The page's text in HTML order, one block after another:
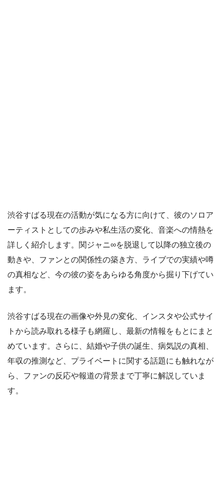
渋谷すばる現在の活動が気になる方に向けて、彼のソロア
ーティストとしての歩みや私生活の変化、音楽への情熱を
詳しく紹介します。関ジャニ∞を脱退して以降の独立後の
動きや、ファンとの関係性の築き方、ライブでの実績や噂
の真相など、今の彼の姿をあらゆる角度から掘り下げてい
ます。
渋谷すばる現在の画像や外見の変化、インスタや公式サイ
トから読み取れる様子も網羅し、最新の情報をもとにまと
めています。さらに、結婚や子供の誕生、病気説の真相、
年収の推測など、プライベートに関する話題にも触れなが
ら、ファンの反応や報道の背景まで丁寧に解説していま
す。